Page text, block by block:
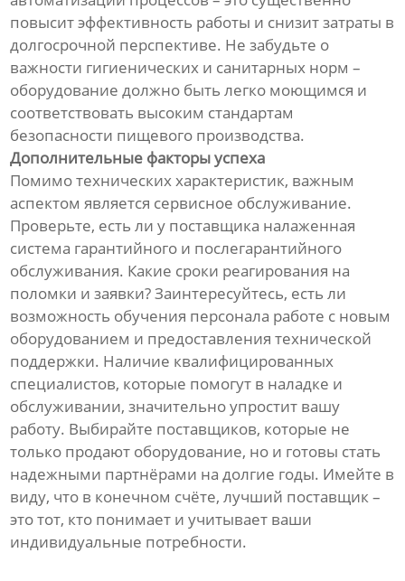
повысит эффективность работы и снизит затраты в
долгосрочной перспективе. Не забудьте о
важности гигиенических и санитарных норм –
оборудование должно быть легко моющимся и
соответствовать высоким стандартам
безопасности пищевого производства.
Дополнительные факторы успеха
Помимо технических характеристик, важным
аспектом является сервисное обслуживание.
Проверьте, есть ли у поставщика налаженная
система гарантийного и послегарантийного
обслуживания. Какие сроки реагирования на
поломки и заявки? Заинтересуйтесь, есть ли
возможность обучения персонала работе с новым
оборудованием и предоставления технической
поддержки. Наличие квалифицированных
специалистов, которые помогут в наладке и
обслуживании, значительно упростит вашу
работу. Выбирайте поставщиков, которые не
только продают оборудование, но и готовы стать
надежными партнёрами на долгие годы. Имейте в
виду, что в конечном счёте, лучший поставщик –
это тот, кто понимает и учитывает ваши
индивидуальные потребности.